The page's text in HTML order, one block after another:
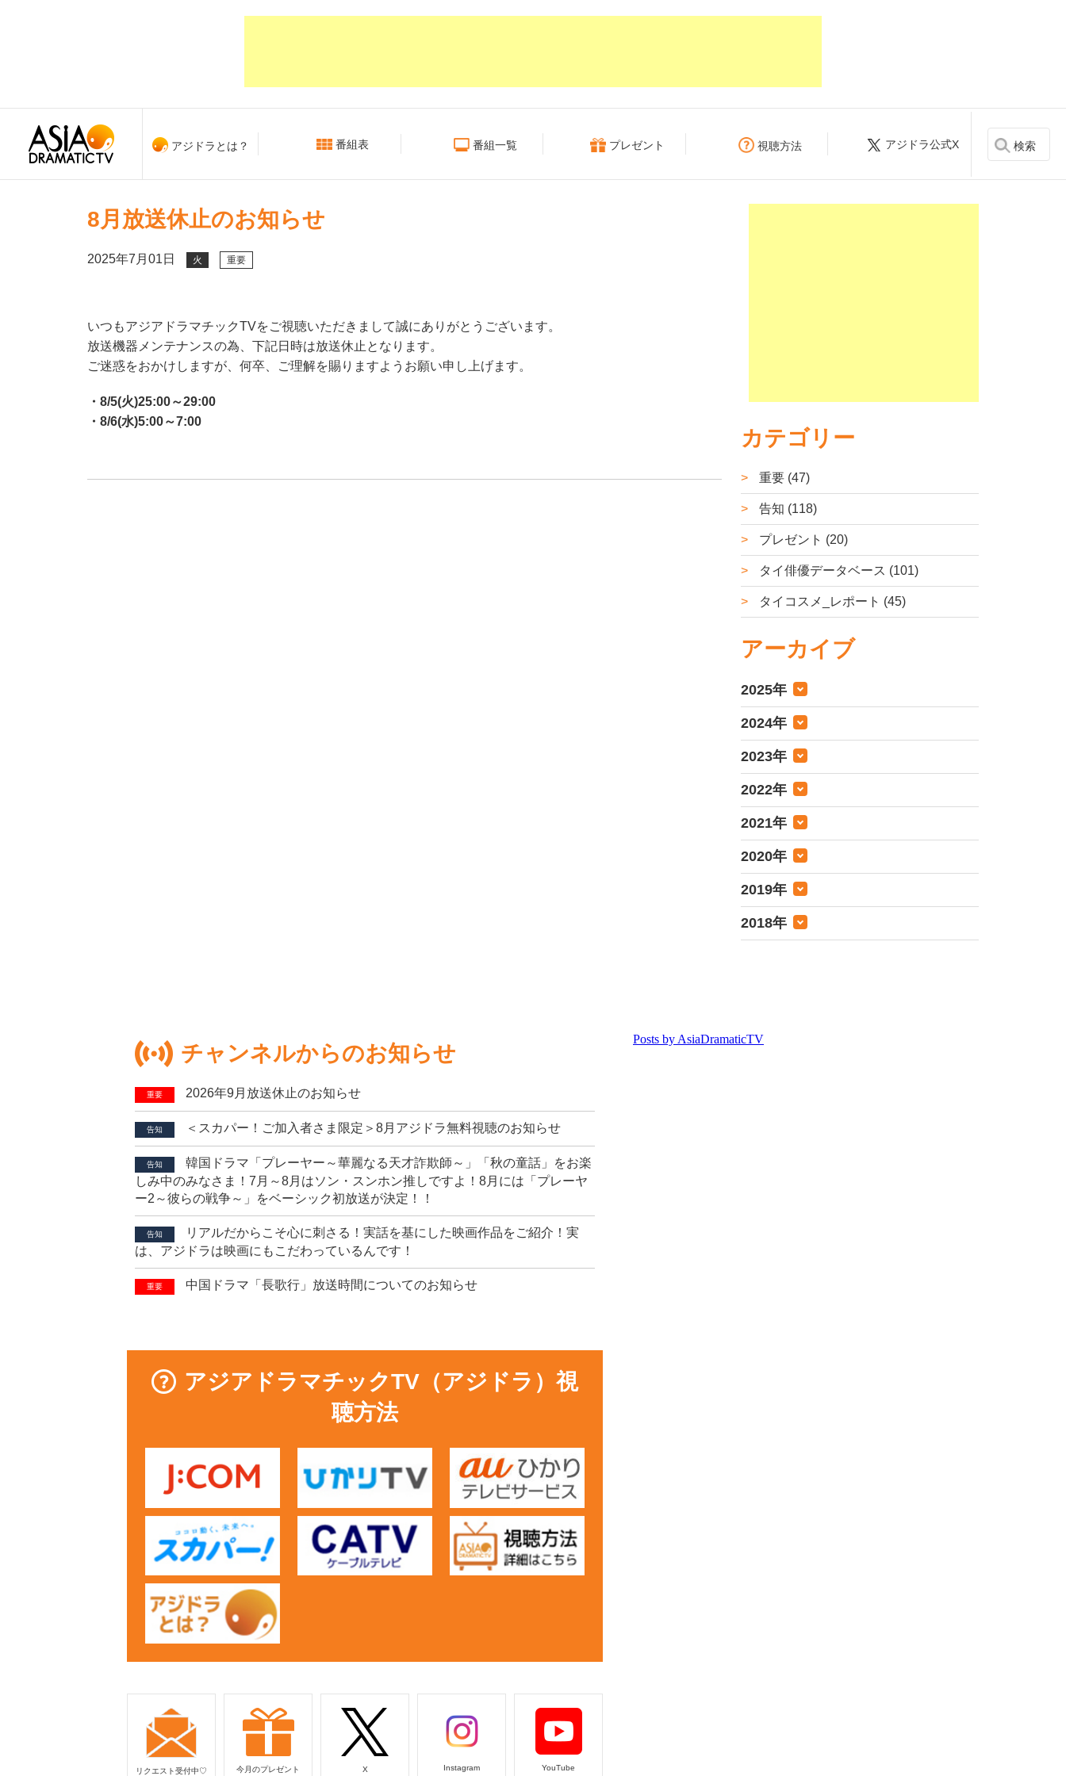
アジドラとは？ 番組表 番組一覧 プレゼント 視聴方法 アジドラ公式X 検索
8月放送休止のお知らせ
2025年7月01日 火 重要
いつもアジアドラマチックTVをご視聴いただきまして誠にありがとうございます。
放送機器メンテナンスの為、下記日時は放送休止となります。
ご迷惑をおかけしますが、何卒、ご理解を賜りますようお願い申し上げます。
・8/5(火)25:00～29:00
・8/6(水)5:00～7:00
カテゴリー
重要 (47)
告知 (118)
プレゼント (20)
タイ俳優データベース (101)
タイコスメ_レポート (45)
アーカイブ
2025年
2024年
2023年
2022年
2021年
2020年
2019年
2018年
チャンネルからのお知らせ
重要 2026年9月放送休止のお知らせ
告知 ＜スカパー！ご加入者さま限定＞8月アジドラ無料視聴のお知らせ
告知
韓国ドラマ「プレーヤー～華麗なる天才詐欺師～」「秋の童話」をお楽
しみ中のみなさま！7月～8月はソン・スンホン推しですよ！8月には「プレーヤ
ー2～彼らの戦争～」をベーシック初放送が決定！！
告知
リアルだからこそ心に刺さる！実話を基にした映画作品をご紹介！実
は、アジドラは映画にもこだわっているんです！
重要 中国ドラマ「長歌行」放送時間についてのお知らせ
アジアドラマチックTV（アジドラ）視
聴方法
リクエスト受付中♡ 今月のプレゼント X Instagram YouTube